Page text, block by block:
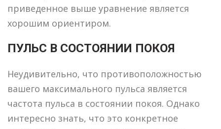
приведенное выше уравнение является
хорошим ориентиром.
ПУЛЬС В СОСТОЯНИИ ПОКОЯ
Неудивительно, что противоположностью
вашего максимального пульса является
частота пульса в состоянии покоя. Однако
интересно знать, что это конкретное